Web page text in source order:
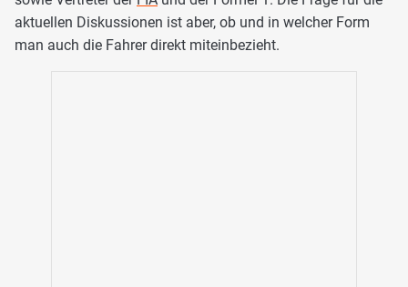
aktuellen Diskussionen ist aber, ob und in welcher Form
man auch die Fahrer direkt miteinbezieht.